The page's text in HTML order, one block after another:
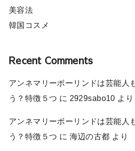
美容法
韓国コスメ
Recent Comments
アンネマリーボーリンドは芸能人
う？特徴５つ に 2929sabo10 より
アンネマリーボーリンドは芸能人
う？特徴５つ に 海辺の古都 より